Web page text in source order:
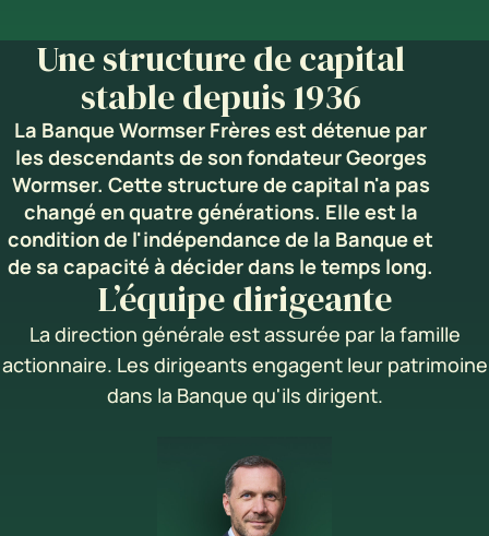
Une structure de capital
stable depuis 1936
La Banque Wormser Frères est détenue par
les descendants de son fondateur Georges
Wormser. Cette structure de capital n'a pas
changé en quatre générations. Elle est la
condition de l'indépendance de la Banque et
de sa capacité à décider dans le temps long.
L’équipe dirigeante
La direction générale est assurée par la famille
actionnaire. Les dirigeants engagent leur patrimoine
dans la Banque qu'ils dirigent.